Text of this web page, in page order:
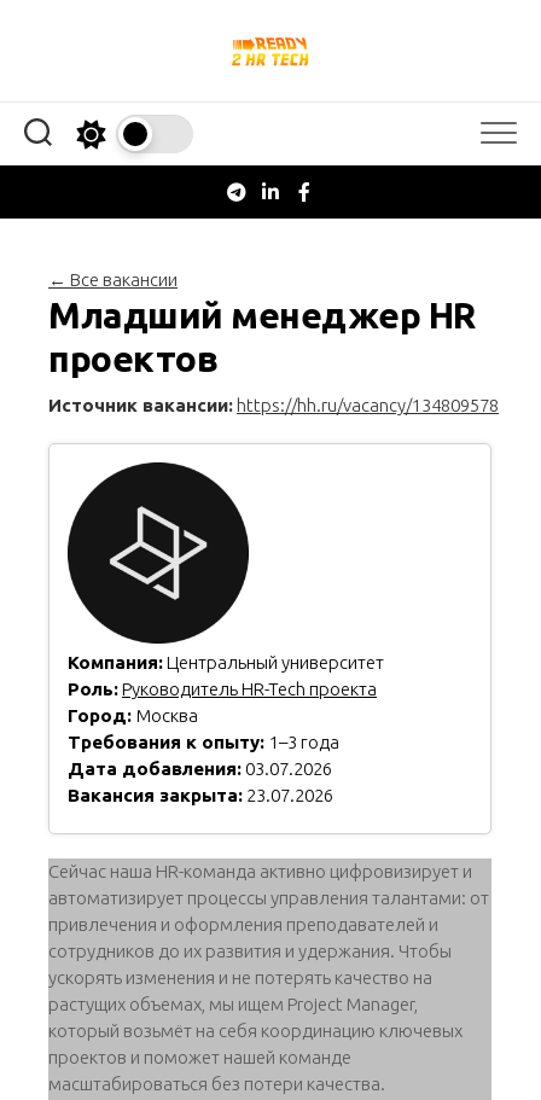
← Все вакансии
Младший менеджер HR
проектов
Источник вакансии: https://hh.ru/vacancy/134809578
Компания:Центральный университет
Роль:Руководитель HR-Tech проекта
Город: Москва
Требования к опыту: 1–3 года
Дата добавления: 03.07.2026
Вакансия закрыта: 23.07.2026
Сейчас наша HR-команда активно цифровизирует и
автоматизирует процессы управления талантами: от
привлечения и оформления преподавателей и
сотрудников до их развития и удержания. Чтобы
ускорять изменения и не потерять качество на
растущих объемах, мы ищем Project Manager,
который возьмёт на себя координацию ключевых
проектов и поможет нашей команде
масштабироваться без потери качества.